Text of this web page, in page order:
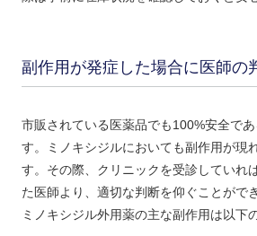
副作用が発症した場合に医師の
市販されている医薬品でも100%安全で
す。ミノキシジルにおいても副作用が現
す。その際、クリニックを受診していれ
た医師より、適切な判断を仰ぐことがで
ミノキシジル外用薬の主な副作用は以下